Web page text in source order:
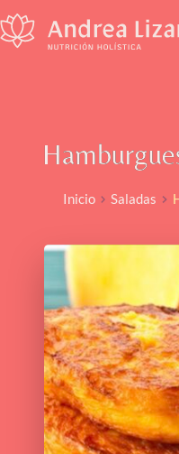
al
contenido
Inicio Saladas